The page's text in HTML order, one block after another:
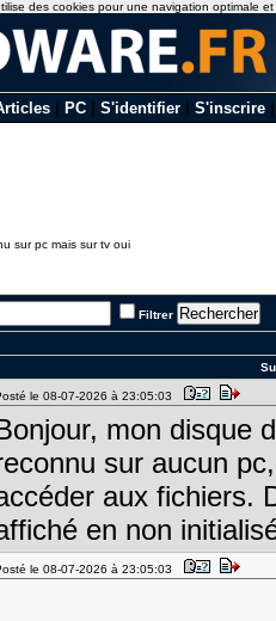
PC S'identifier S'inscrire
sur pc mais sur tv oui
Filtrer
le 08-07-2026 à 23:05:03
mon disque
sur aucun
aux fichiers.
en non
le 08-07-2026 à 23:05:03
des cookies pour une navigation optimale